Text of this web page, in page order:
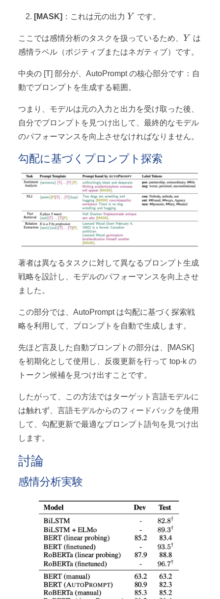
[MASK] ：これは元の出力 Y
Y です。
ここでは感情分析のタスクを扱っているため、 Y
Y は
感情ラベル（ポジティブまたはネガティブ）です。
中央の [T] 部分が、AutoPrompt の核心部分です：自
動でプロンプトを生成する範囲。
つまり、モデルは元の入力と出力を受け取った後、
自分でプロンプトを見つけ出して、最終的なモデル
のパフォーマンスを向上させなければなりません。
勾配に基づくプロンプト探索
著者は異なるタスクに対して異なるプロンプト生成
戦略を設計し、モデルのパフォーマンスを向上させ
ました。
この部分では、AutoPrompt は勾配に基づく探索戦
略を利用して、プロンプトを自動で生成します。
先ほど言及した自動プロンプトの部分は、[MASK]
を初期化として使用し、反復更新を行って top-k の
トークン候補を見つけ出すことです。
したがって、この方法ではターゲット言語モデルに
は触れず、言語モデルからのフィードバックを使用
して、勾配更新で最適なプロンプト語句を見つけ出
します。
討論
感情分析実験